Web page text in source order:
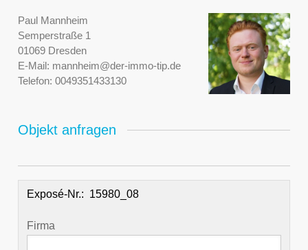
Paul Mannheim
Semperstraße 1
01069 Dresden
E-Mail: mannheim@der-immo-tip.de
Telefon: 0049351433130
Objekt anfragen
Exposé-Nr.:
Firma